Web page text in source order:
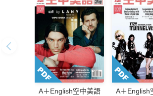
A＋English空中美語
A＋English